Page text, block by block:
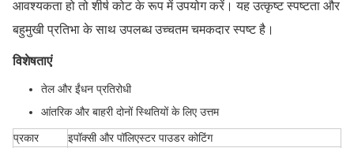
आवश्यकता हो तो शीर्ष कोट के रूप में उपयोग करें। यह उत्कृष्ट स्पष्टता और
बहुमुखी प्रतिभा के साथ उपलब्ध उच्चतम चमकदार स्पष्ट है।
विशेषताएं
तेल और ईंधन प्रतिरोधी
आंतरिक और बाहरी दोनों स्थितियों के लिए उत्तम
प्रकार
इपॉक्सी और पॉलिएस्टर पाउडर कोटिंग